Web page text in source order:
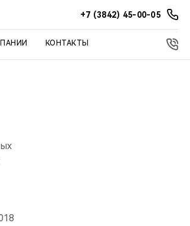
+7 (3842) 45-00-05
КОНТАКТЫ